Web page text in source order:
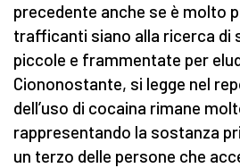
precedente anche se è molto
trafficanti siano alla ricerca di
piccole e frammentate per
Ciononostante, si legge nel
dell’uso di cocaina rimane
rappresentando la sostanza
un terzo delle persone che